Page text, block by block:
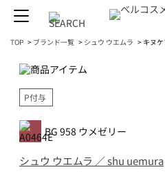
TOP > ブランド一覧 > シュウ ウエムラ > キヌ
P付与
BG 958 ウメゼリー
シュウ ウエムラ ／ shu uemura